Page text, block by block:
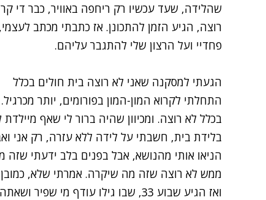
שהלידה, שעד עכשיו רק ריחפה באוויר, כבר די
רוצה, הגיע הזמן להתכונן. אז כתבתי מכתב
פחדיי ועל הרצון שלי להתגבר עליהם.
הגעתי למסקנה שאני לא רוצה בית חולים בכלל
התחלתי לקרוא המון-המון בפורומים, יותר
בלידת בית, חשבתי על לידה ללא עזרה, רק אני
הניאו אותי מהנושא, אבל בפנים בלב ידעתי
ממש לא רוצה שזה מה שיקרה. אמרתי שלא,